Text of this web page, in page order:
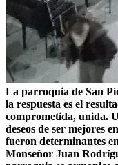
La parroquia de San
la respuesta es el
comprometida, unida.
deseos de ser mejores
fueron determinantes
Monseñor Juan